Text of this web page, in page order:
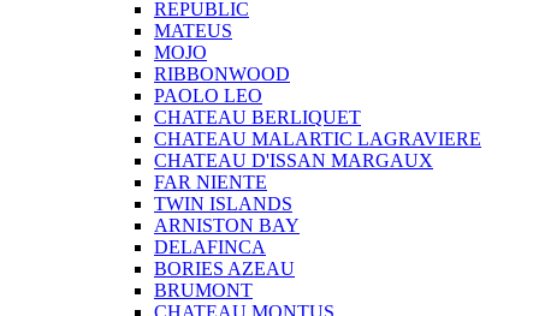
REPUBLIC
MATEUS
MOJO
RIBBONWOOD
PAOLO LEO
CHATEAU BERLIQUET
CHATEAU MALARTIC LAGRAVIERE
CHATEAU D'ISSAN MARGAUX
FAR NIENTE
TWIN ISLANDS
ARNISTON BAY
DELAFINCA
BORIES AZEAU
BRUMONT
CHATEAU MONTUS